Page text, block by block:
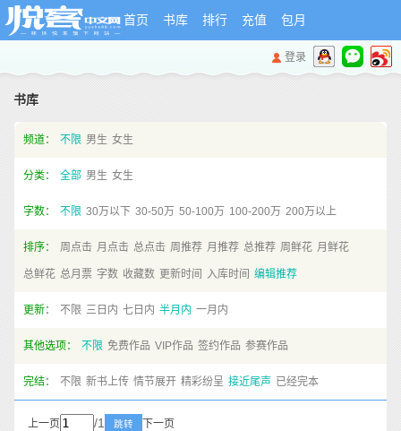
首页 书库 排行 充值 包月
登录
书库
频道： 不限 男生 女生
分类： 全部 男生 女生
字数： 不限 30万以下 30-50万 50-100万 100-200万 200万以上
排序： 周点击 月点击 总点击 周推荐 月推荐 总推荐 周鲜花 月鲜花
总鲜花 总月票 字数 收藏数 更新时间 入库时间 编辑推荐
更新： 不限 三日内 七日内 半月内 一月内
其他选项： 不限 免费作品 VIP作品 签约作品 参赛作品
完结： 不限 新书上传 情节展开 精彩纷呈 接近尾声 已经完本
上一页 /1 跳转 下一页